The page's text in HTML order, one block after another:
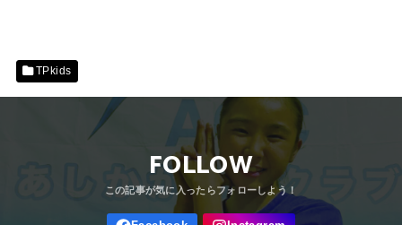
TPkids
FOLLOW